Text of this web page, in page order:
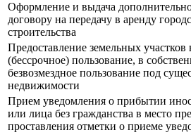
Оформление и выдача
договору на передачу в аренду
строительства
Предоставление земельных участков
(бессрочное) пользование, в
безвозмездное пользование под
недвижимости
Прием уведомления о прибытии
или лица без гражданства в место
проставления отметки о приеме